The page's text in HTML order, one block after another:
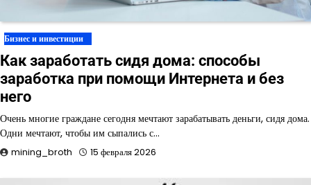
Бизнес и инвестиции
Как заработать сидя дома: способы
заработка при помощи Интернета и без
него
Очень многие граждане сегодня мечтают зарабатывать деньги, сидя дома.
Одни мечтают, чтобы им сыпались с…
mining_broth 15 февраля 2026